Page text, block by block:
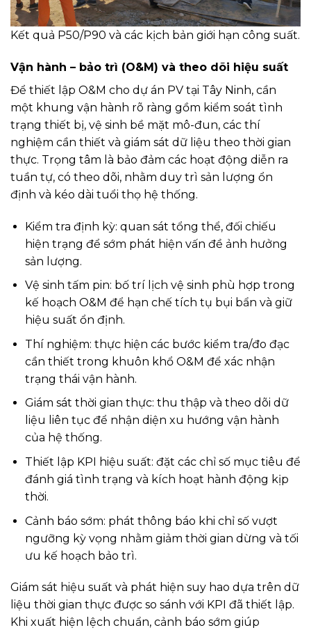
Kết quả P50/P90 và các kịch bản giới hạn công suất.
Vận hành – bảo trì (O&M) và theo dõi hiệu suất
Để thiết lập O&M cho dự án PV tại Tây Ninh, cần
một khung vận hành rõ ràng gồm kiểm soát tình
trạng thiết bị, vệ sinh bề mặt mô-đun, các thí
nghiệm cần thiết và giám sát dữ liệu theo thời gian
thực. Trọng tâm là bảo đảm các hoạt động diễn ra
tuần tự, có theo dõi, nhằm duy trì sản lượng ổn
định và kéo dài tuổi thọ hệ thống.
Kiểm tra định kỳ: quan sát tổng thể, đối chiếu
hiện trạng để sớm phát hiện vấn đề ảnh hưởng
sản lượng.
Vệ sinh tấm pin: bố trí lịch vệ sinh phù hợp trong
kế hoạch O&M để hạn chế tích tụ bụi bẩn và giữ
hiệu suất ổn định.
Thí nghiệm: thực hiện các bước kiểm tra/đo đạc
cần thiết trong khuôn khổ O&M để xác nhận
trạng thái vận hành.
Giám sát thời gian thực: thu thập và theo dõi dữ
liệu liên tục để nhận diện xu hướng vận hành
của hệ thống.
Thiết lập KPI hiệu suất: đặt các chỉ số mục tiêu để
đánh giá tình trạng và kích hoạt hành động kịp
thời.
Cảnh báo sớm: phát thông báo khi chỉ số vượt
ngưỡng kỳ vọng nhằm giảm thời gian dừng và tối
ưu kế hoạch bảo trì.
Giám sát hiệu suất và phát hiện suy hao dựa trên dữ
liệu thời gian thực được so sánh với KPI đã thiết lập.
Khi xuất hiện lệch chuẩn, cảnh báo sớm giúp